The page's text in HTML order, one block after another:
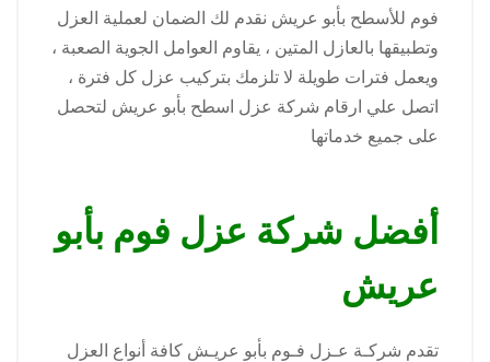
فوم للأسطح بأبو عريش نقدم لك الضمان لعملية العزل
وتطبيقها بالعازل المتين ، يقاوم العوامل الجوية الصعبة ،
ويعمل فترات طويلة لا تلزمك بتركيب عزل كل فترة ،
اتصل علي ارقام شركة عزل اسطح بأبو عريش لتحصل
على جميع خدماتها
أفضل شركة عزل فوم بأبو
عريش
تقدم شركـة عـزل فـوم بأبو عريـش كافة أنواع العزل